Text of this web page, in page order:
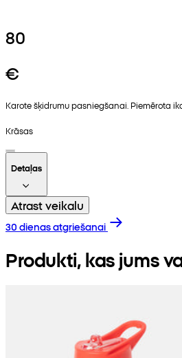
80
€
Karote šķidrumu pasniegšanai. Piemērota
Krāsas
Detaļas
Atrast veikalu
30 dienas atgriešanai
Produkti, kas jums